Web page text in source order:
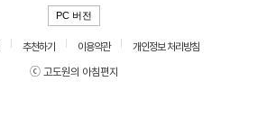
PC 버전
추천하기 이용약관
개인정보 처리방침
ⓒ 고도원의 아침편지